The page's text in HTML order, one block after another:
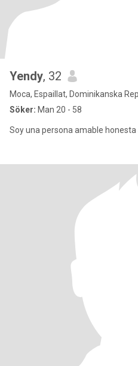
Yendy, 32
Moca, Espaillat, Dominikanska Rep.
Söker: Man 20 - 58
Soy una persona amable honesta